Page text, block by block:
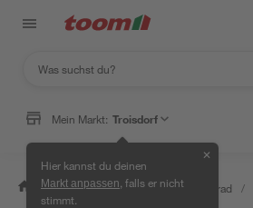
Mein Markt: Troisdorf
Hier kannst du deinen
Markt anpassen , falls er nicht
stimmt.
✕
/ Garten & Freizeit / Auto & Fahrrad /